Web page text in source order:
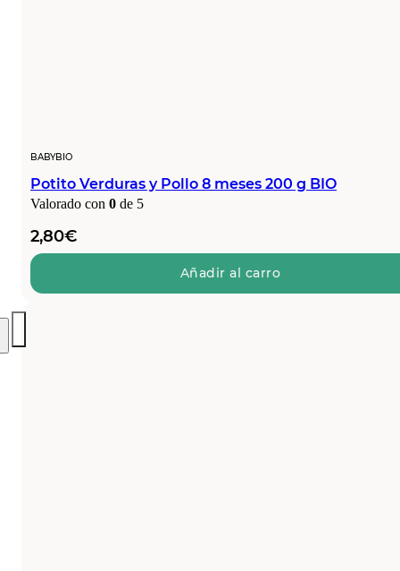
BABYBIO
Potito Verduras y Pollo 8 meses 200 g BIO
Valorado con 0 de 5
2,80€
Añadir al carro